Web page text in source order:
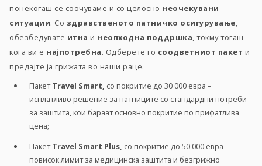
понекогаш се соочуваме и со целосно неочекувани
ситуации. Со здравственото патничко осигурување,
обезбедувате итна и неопходна поддршка, токму тогаш
кога ви е најпотребна. Одберете го соодветниот пакет и
предајте ја грижата во наши раце.
ПакетTravel Smart, со покритие до 30 000 евра –
исплатливо решение за патниците со стандардни потреби
за заштита, кои бараат основно покритие по прифатлива
цена;
ПакетTravel Smart Plus, со покритие до 50 000 евра –
повисок лимит за медицинска заштита и безгрижно